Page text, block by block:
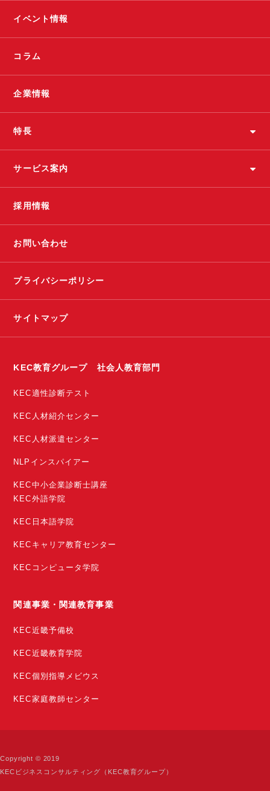
イベント情報
コラム
企業情報
特長
サービス案内
採用情報
お問い合わせ
プライバシーポリシー
サイトマップ
KEC教育グループ 社会人教育部門
KEC適性診断テスト
KEC人材紹介センター
KEC人材派遣センター
NLPインスパイアー
KEC中小企業診断士講座
KEC外語学院
KEC日本語学院
KECキャリア教育センター
KECコンピュータ学院
関連事業・関連教育事業
KEC近畿予備校
KEC近畿教育学院
KEC個別指導メビウス
KEC家庭教師センター
Copyright © 2019
KECビジネスコンサルティング（KEC教育グループ）